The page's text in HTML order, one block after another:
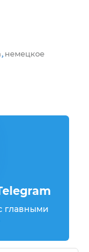
, немецкое
главными